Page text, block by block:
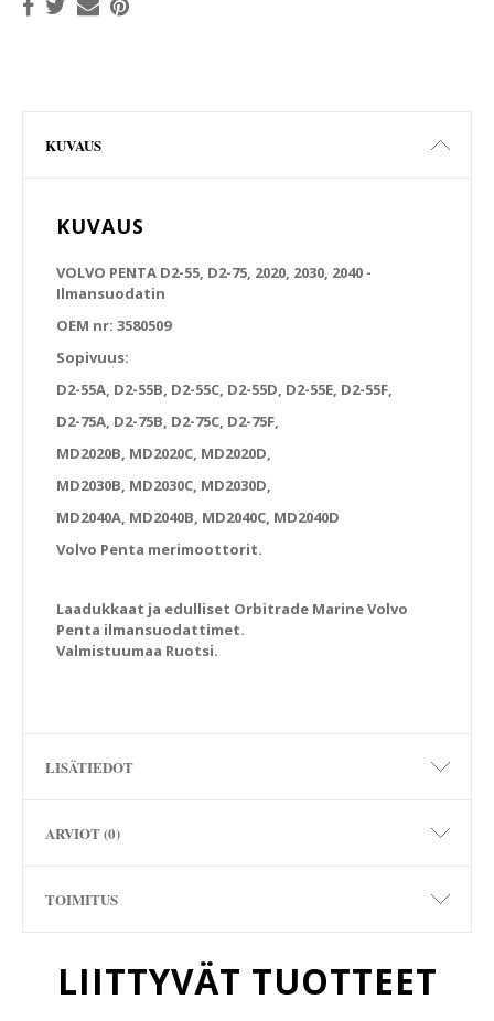
KUVAUS
KUVAUS
VOLVO PENTA D2-55, D2-75, 2020, 2030, 2040 -
Ilmansuodatin
OEM nr: 3580509
Sopivuus:
D2-55A, D2-55B, D2-55C, D2-55D, D2-55E, D2-55F,
D2-75A, D2-75B, D2-75C, D2-75F,
MD2020B, MD2020C, MD2020D,
MD2030B, MD2030C, MD2030D,
MD2040A, MD2040B, MD2040C, MD2040D
Volvo Penta merimoottorit.
Laadukkaat ja edulliset Orbitrade Marine Volvo
Penta ilmansuodattimet.
Valmistuumaa Ruotsi.
LISÄTIEDOT
ARVIOT (0)
TOIMITUS
LIITTYVÄT TUOTTEET